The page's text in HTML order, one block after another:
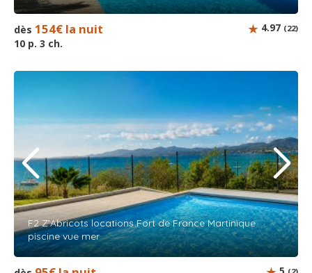
dès 154€ la nuit
10 p. 3 ch.
4.97 (22)
F2 Z’Abricots locations Fort de France Martinique
piscine vue mer